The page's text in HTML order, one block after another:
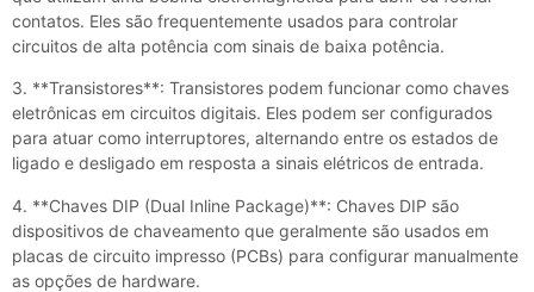
contatos. Eles são frequentemente usados para controlar
circuitos de alta potência com sinais de baixa potência.
3. **Transistores**: Transistores podem funcionar como chaves
eletrônicas em circuitos digitais. Eles podem ser configurados
para atuar como interruptores, alternando entre os estados de
ligado e desligado em resposta a sinais elétricos de entrada.
4. **Chaves DIP (Dual Inline Package)**: Chaves DIP são
dispositivos de chaveamento que geralmente são usados em
placas de circuito impresso (PCBs) para configurar manualmente
as opções de hardware.